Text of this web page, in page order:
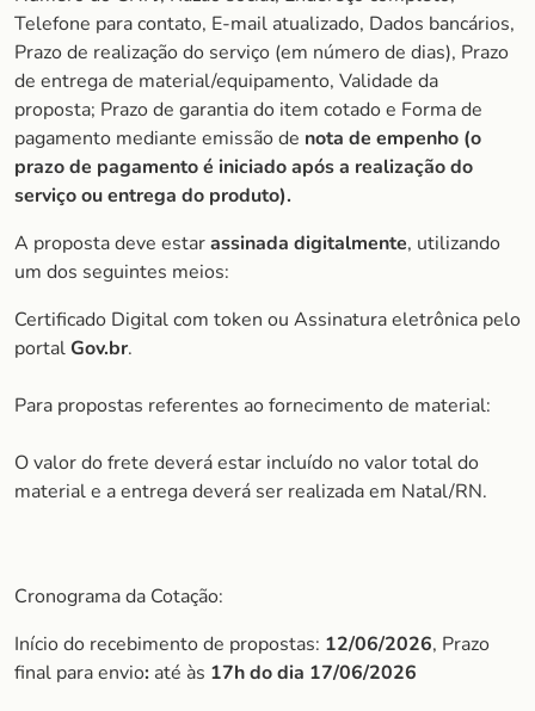
Telefone para contato, E-mail atualizado, Dados bancários,
Prazo de realização do serviço (em número de dias), Prazo
de entrega de material/equipamento, Validade da
proposta; Prazo de garantia do item cotado e Forma de
pagamento mediante emissão de nota de empenho (o
prazo de pagamento é iniciado após a realização do
serviço ou entrega do produto).
A proposta deve estarassinada digitalmente, utilizando
um dos seguintes meios:
Certificado Digital com token ou Assinatura eletrônica pelo
portalGov.br.
Para propostas referentes ao fornecimento de material:
O valor do frete deverá estar incluído no valor total do
material e a entrega deverá ser realizada em Natal/RN.
Cronograma da Cotação:
Início do recebimento de propostas: 12/06/2026, Prazo
final para envio: até às 17h do dia 17/06/2026